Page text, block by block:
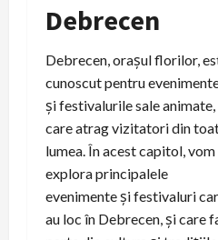
Debrecen
Debrecen, orașul florilor,
cunoscut pentru
și festivalurile sale animate,
care atrag vizitatori din
lumea. În acest capitol, vom
explora principalele
evenimente și festivaluri
au loc în Debrecen, și care